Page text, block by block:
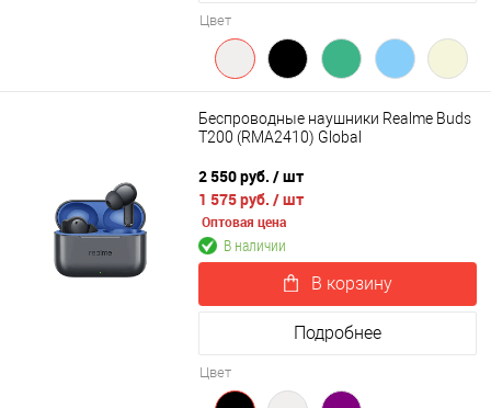
Цвет
Беспроводные наушники Realme Buds
T200 (RMA2410) Global
2 550 руб. / шт
1 575 руб. / шт
Оптовая цена
В наличии
В корзину
Подробнее
Цвет